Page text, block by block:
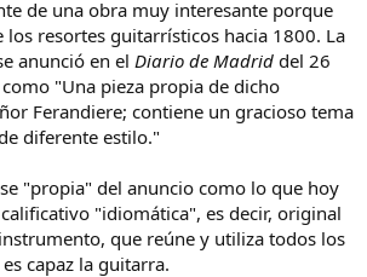
de una obra muy interesante porque
los resortes guitarrísticos hacia 1800. La
anunció en el Diario de Madrid del 26
"Una pieza propia de dicho
Ferandiere; contiene un gracioso tema
diferente estilo."
"propia" del anuncio como lo que hoy
"idiomática", es decir, original
que reúne y utiliza todos los
capaz la guitarra.